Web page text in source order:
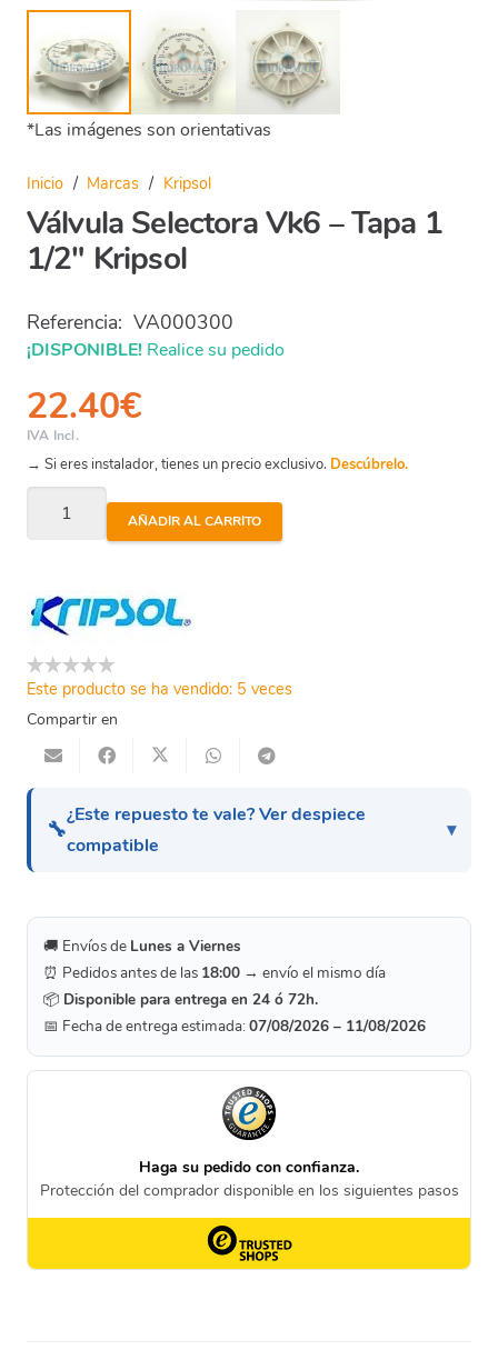
*Las imágenes son orientativas
Inicio / Marcas / Kripsol
Válvula Selectora Vk6 – Tapa 1
1/2″ Kripsol
Referencia: VA000300
¡DISPONIBLE! Realice su pedido
22.40€
IVA Incl.
→ Si eres instalador, tienes un precio exclusivo. Descúbrelo.
Válvula
Selectora
Tapa
1
1/2"
Kripsol
cantidad
AÑADIR AL CARRITO
Este producto se ha vendido: 5 veces
Compartir en
🔧
¿Este repuesto te vale? Ver despiece
compatible
🚚 Envíos de Lunes a Viernes
⏰ Pedidos antes de las 18:00 → envío el mismo día
📦 Disponible para entrega en 24 ó 72h.
📅 Fecha de entrega estimada: 07/08/2026 – 11/08/2026